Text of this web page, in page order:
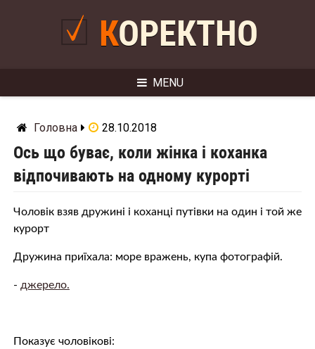
КОРЕКТНО
MENU
Головна 28.10.2018
Ось що буває, коли жінка і кoxaнка
відпочивають на одному курорті
Чоловік взяв дружині і коxaнці путівки на один і той же
курорт
Дружина приїхала: море вражень, купа фотографій.
- джерело.
Показує чоловікові: